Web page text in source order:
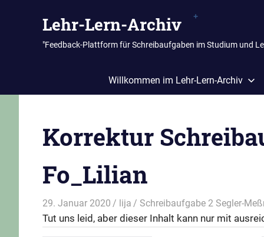
Lehr-Lern-Archiv
"Feedback-Plattform für Schreibaufgaben im Studium und
Willkommen im Lehr-Lern-Archiv
Korrektur
Fo_Lilian
29. Januar 2020 lija Schreibaufgabe 2 Segler-
Tut uns leid, aber dieser Inhalt kann nur mit